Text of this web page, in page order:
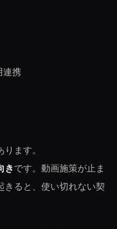
連携
ます。
きです。動画施策が止ま
きると、使い切れない契